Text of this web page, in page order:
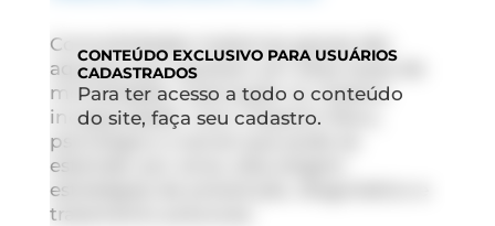
Comorbidades maternas graves são
aquelas que resultam em altas taxas de
mortalidade, internação ou mesmo
incapacidade. Com impacto físico,
psicológico e social que pode se
estender por anos, elas exigem
estratégias de prevenção, diagnóstico e
tratamento precoces.
CONTEÚDO EXCLUSIVO PARA USUÁRIOS
CADASTRADOS
Para ter acesso a todo o conteúdo
do site, faça seu cadastro.